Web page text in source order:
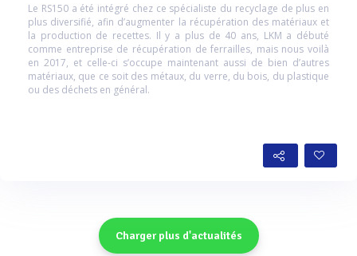
Le RS150 a été intégré chez ce spécialiste du recyclage de plus en
plus diversifié, afin d’augmenter la récupération des matériaux et
la production de recettes. Il y a plus de 40 ans, LKM a débuté
comme entreprise de récupération de ferrailles, mais nous voilà
en 2017, et celle-ci s’occupe maintenant aussi de bien d’autres
matériaux, que ce soit des métaux, du verre, du bois, du plastique
ou des déchets en général.
Charger plus d'actualités